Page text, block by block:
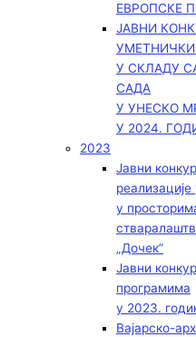
ЕВРОПСКЕ
ЈАВНИ
У СКЛАДУ
САДА
У УНЕСКО
У 2024.
2023
Јавни
у
„Дочек”
Јавни
програмима
у 2023.
Вајарско-